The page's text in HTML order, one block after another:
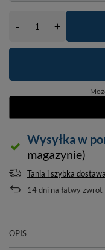
- +
Wysyłkaw
magazynie)
Tania i szybka dostawa
14dni na łatwy zwrot
OPIS